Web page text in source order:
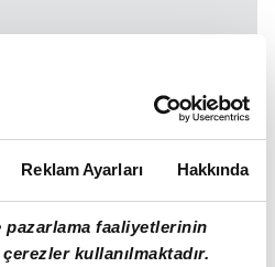
Reklam Ayarları Hakkında
faaliyetlerinin
kullanılmaktadır.
EMEKLİ MAAŞI LİSTESİ